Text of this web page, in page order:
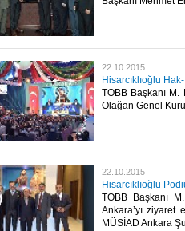
22.10.2015
Hisarcıklıoğlu
TOBB Başkanı M.
Olağan Genel
22.10.2015
Hisarcıklıoğlu
TOBB Başkanı
Ankara’yı ziyaret
MÜSİAD Ankara